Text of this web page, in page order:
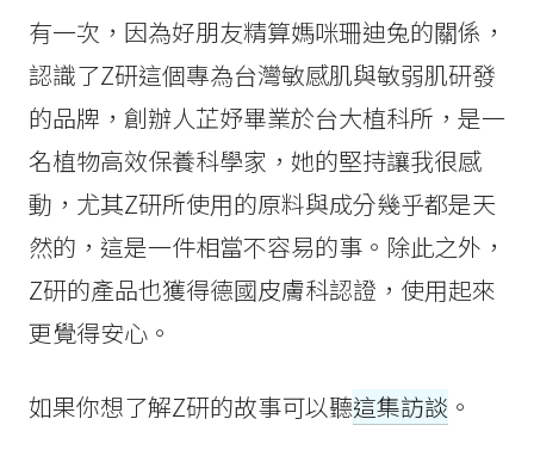
有一次，因為好朋友精算媽咪珊迪兔的關係，
認識了Z研這個專為台灣敏感肌與敏弱肌研發
的品牌，創辦人芷妤畢業於台大植科所，是一
名植物高效保養科學家，她的堅持讓我很感
動，尤其Z研所使用的原料與成分幾乎都是天
然的，這是一件相當不容易的事。除此之外，
Z研的產品也獲得德國皮膚科認證，使用起來
更覺得安心。
如果你想了解Z研的故事可以聽這集訪談 。